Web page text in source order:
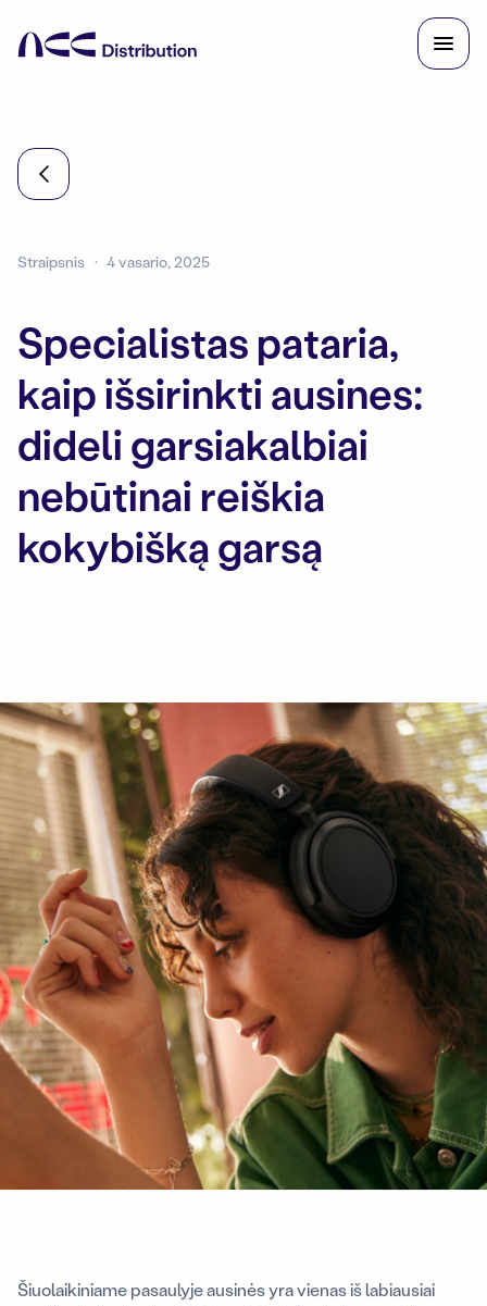
Straipsnis 4 vasario, 2025
Specialistas pataria,
kaip išsirinkti ausines:
dideli garsiakalbiai
nebūtinai reiškia
kokybišką garsą
Šiuolaikiniame pasaulyje ausinės yra vienas iš labiausiai